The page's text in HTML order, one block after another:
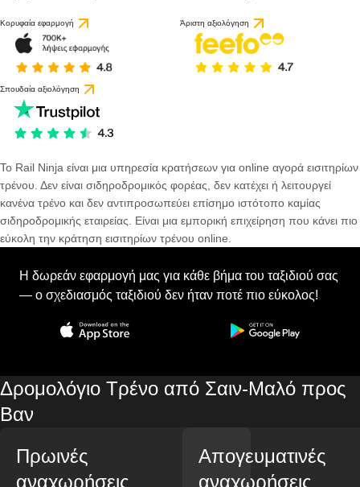
Κορυφαία εφαρμογή Άριστη αξιολόγηση
Σπουδαία αξιολόγηση
Το Rail Ninja είναι μια υπηρεσία κρατήσεων για online αγορά εισιτηρίων
τρένου. Δεν είναι σιδηροδρομικός φορέας, δεν κατέχει ή λειτουργεί
κανένα τρένο και δεν αντιπροσωπεύει επίσημο ιστότοπο καμίας
σιδηροδρομικής εταιρείας. Είναι μια εμπορική επιχείρηση που κάνει πιο
εύκολη την κράτηση εισιτηρίων τρένου online.
Η δωρεάν εφαρμογή μας για κάθε βήμα του ταξιδιού σας
— ο σχεδιασμός ταξιδιού δεν ήταν ποτέ πιο εύκολος!
Δρομολόγιο Τρένο από Σαιν-Μαλό προς
Βαν
Πρωινές
αναχωρήσεις
Απογευματινές
αναχωρήσεις